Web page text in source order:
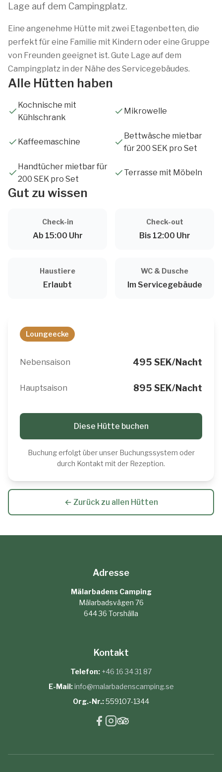
Lage auf dem Campingplatz.
Eine angenehme Hütte mit zwei Etagenbetten, die
perfekt für eine Familie mit Kindern oder eine Gruppe
von Freunden geeignet ist. Gute Lage auf dem
Campingplatz in der Nähe des Servicegebäudes.
Alle Hütten haben
Kochnische mit
Kühlschrank
Mikrowelle
Kaffeemaschine
Bettwäsche mietbar
für 200 SEK pro Set
Handtücher mietbar für
200 SEK pro Set
Terrasse mit Möbeln
Gut zu wissen
Check-in
Ab 15:00 Uhr
Check-out
Bis 12:00 Uhr
Haustiere
Erlaubt
WC & Dusche
Im Servicegebäude
Loungeecke
Nebensaison 495 SEK/Nacht
Hauptsaison 895 SEK/Nacht
Diese Hütte buchen
Buchung erfolgt über unser Buchungssystem oder
durch Kontakt mit der Rezeption.
← Zurück zu allen Hütten
Adresse
Mälarbadens Camping
Mälarbadsvägen 76
644 36 Torshälla
Kontakt
Telefon: +46 16 34 31 87
E-Mail: info@malarbadenscamping.se
Org.-Nr.:559107-1344